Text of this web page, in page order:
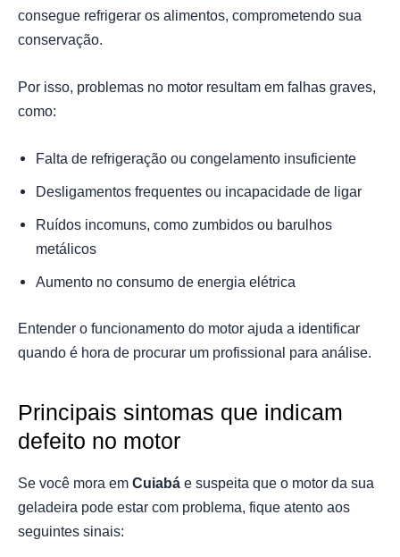
consegue refrigerar os alimentos, comprometendo sua
conservação.
Por isso, problemas no motor resultam em falhas graves,
como:
Falta de refrigeração ou congelamento insuficiente
Desligamentos frequentes ou incapacidade de ligar
Ruídos incomuns, como zumbidos ou barulhos
metálicos
Aumento no consumo de energia elétrica
Entender o funcionamento do motor ajuda a identificar
quando é hora de procurar um profissional para análise.
Principais sintomas que indicam
defeito no motor
Se você mora em Cuiabá e suspeita que o motor da sua
geladeira pode estar com problema, fique atento aos
seguintes sinais: